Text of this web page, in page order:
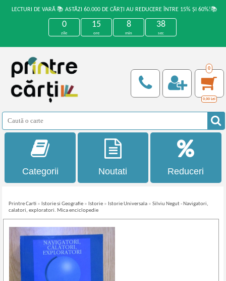
LECTURI DE VARĂ 📚 ASTĂZI 60.000 DE CĂRȚI AU REDUCERE ÎNTRE 15% ȘI 60%!📚
0
zile
15
ore
8
min
38
sec
0
0,00 Lei
Categorii Noutati Reduceri
Printre Carti » Istorie si Geografie » Istorie » Istorie Universala »Silviu Negut - Navigatori,
calatori, exploratori. Mica enciclopedie